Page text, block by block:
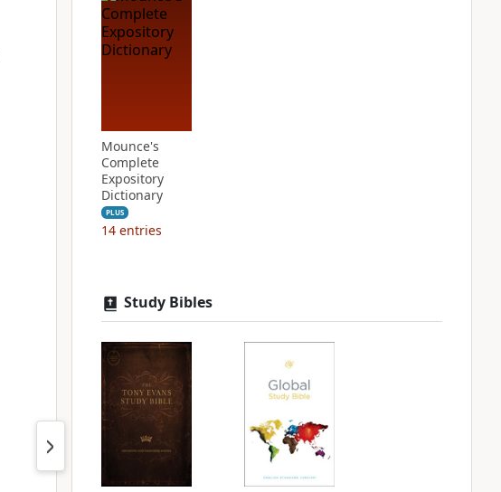
Mounce's
Complete
Expository
Dictionary
PLUS
14 entries
Study Bibles